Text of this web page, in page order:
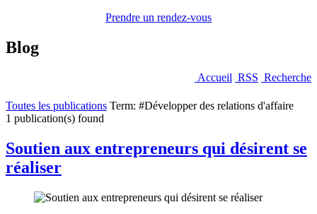
Prendre un rendez-vous
Blog
Accueil RSS Recherche
Toutes les publications Term: #Développer des relations d'affaire
1 publication(s) found
Soutien aux entrepreneurs qui désirent se
réaliser